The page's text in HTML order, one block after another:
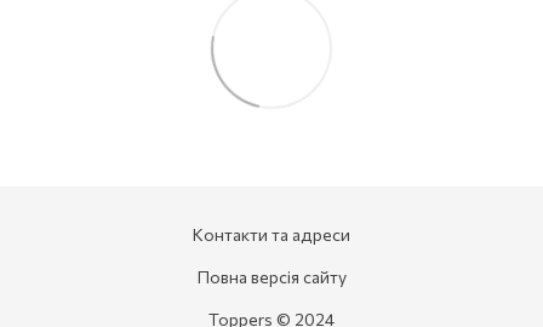
Контакти та адреси
Повна версія сайту
Toppers © 2024